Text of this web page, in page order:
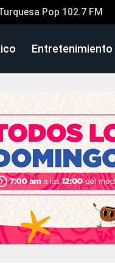
Pop 102.7 FM
Entretenimiento